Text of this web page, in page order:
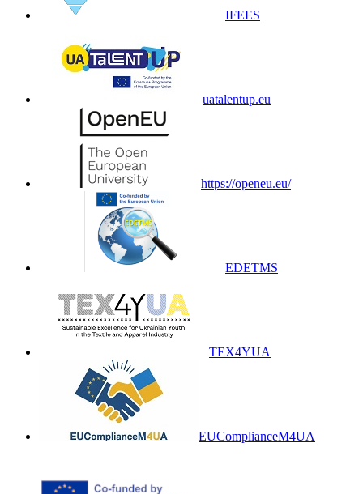
IFEES
uatalentup.eu
https://openeu.eu/
EDETMS
TEX4YUA
EUComplianceM4UA